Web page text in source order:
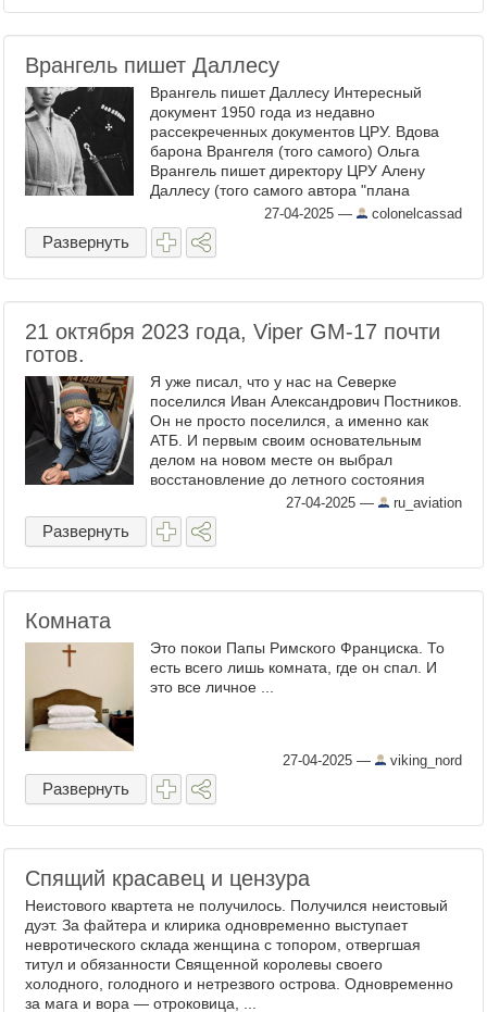
Врангель пишет Даллесу
Врангель пишет Даллесу Интересный
документ 1950 года из недавно
рассекреченных документов ЦРУ. Вдова
барона Врангеля (того самого) Ольга
Врангель пишет директору ЦРУ Алену
Даллесу (того самого автора "плана
Даллеса", который не существует, но
выполняется) по поводу устройства на ...
27-04-2025 — colonelcassad
Развернуть
21 октября 2023 года, Viper GM-17 почти
готов.
Я уже писал, что у нас на Северке
поселился Иван Александрович Постников.
Он не просто поселился, а именно как
АТБ. И первым своим основательным
делом на новом месте он выбрал
восстановление до летного состояния
уникального самолета Viper GM-17.
Теперь работы по первому самолету ...
27-04-2025 — ru_aviation
Развернуть
Комната
Это покои Папы Римского Франциска. То
есть всего лишь комната, где он спал. И
это все личное ...
27-04-2025 — viking_nord
Развернуть
Спящий красавец и цензура
Неистового квартета не получилось. Получился неистовый
дуэт. За файтера и клирика одновременно выступает
невротического склада женщина с топором, отвергшая
титул и обязанности Священной королевы своего
холодного, голодного и нетрезвого острова. Одновременно
за мага и вора — отроковица, ...